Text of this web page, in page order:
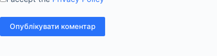
Опублікувати коментар